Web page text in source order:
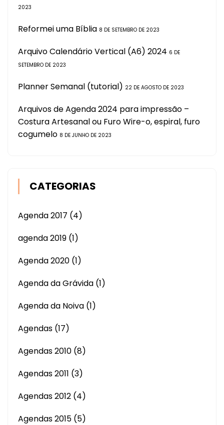
2023
Reformei uma Bíblia 8 DE SETEMBRO DE 2023
Arquivo Calendário Vertical (A6) 2024 6 DE
SETEMBRO DE 2023
Planner Semanal (tutorial) 22 DE AGOSTO DE 2023
Arquivos de Agenda 2024 para impressão –
Costura Artesanal ou Furo Wire-o, espiral, furo
cogumelo 8 DE JUNHO DE 2023
CATEGORIAS
Agenda 2017 (4)
agenda 2019 (1)
Agenda 2020 (1)
Agenda da Grávida (1)
Agenda da Noiva (1)
Agendas (17)
Agendas 2010 (8)
Agendas 2011 (3)
Agendas 2012 (4)
Agendas 2015 (5)